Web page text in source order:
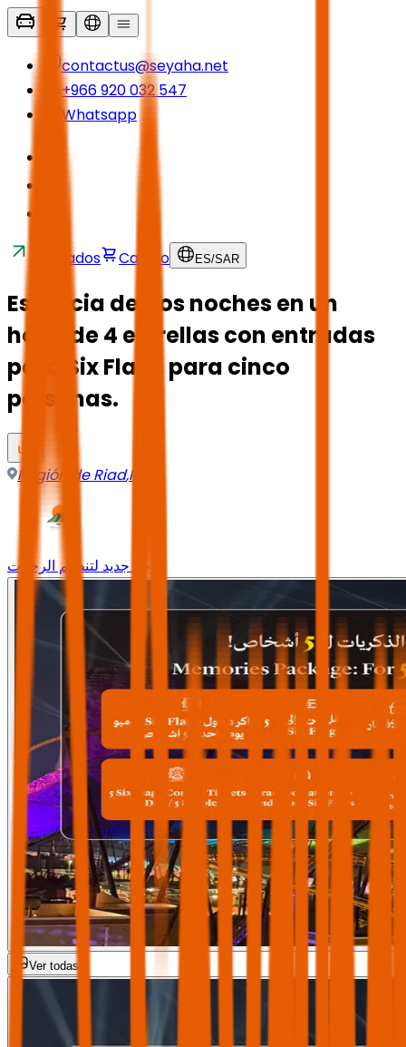
contactus@seyaha.net
+966 920 032 547
Whatsapp
Traslados Carrito ES/SAR
Estancia de dos noches en un
hotel de 4 estrellas con entradas
para Six Flags para cinco
personas.
Región de Riad,Riad
وجه جديد لتنظيم الرحلات
Ver todas